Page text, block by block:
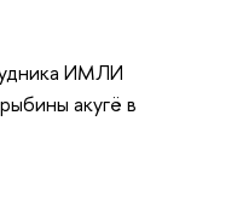
ИМЛИ
акугё в